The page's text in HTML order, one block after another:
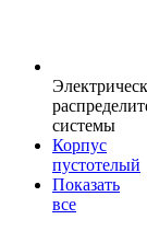
системы
Корпус
пустотелый
Показать
все